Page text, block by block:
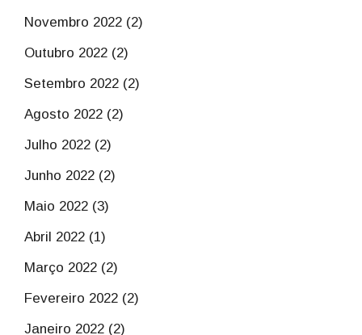
Novembro 2022 (2)
Outubro 2022 (2)
Setembro 2022 (2)
Agosto 2022 (2)
Julho 2022 (2)
Junho 2022 (2)
Maio 2022 (3)
Abril 2022 (1)
Março 2022 (2)
Fevereiro 2022 (2)
Janeiro 2022 (2)